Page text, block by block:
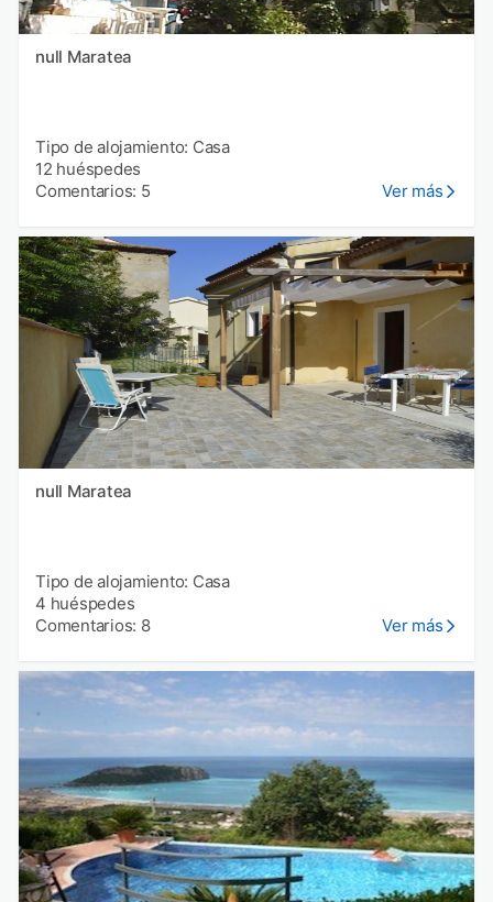
null Maratea
Tipo de alojamiento: Casa
12 huéspedes
Comentarios: 5
Ver más
null Maratea
Tipo de alojamiento: Casa
4 huéspedes
Comentarios: 8
Ver más